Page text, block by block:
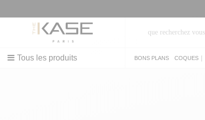
Tous les produits BONS PLANS COQUES